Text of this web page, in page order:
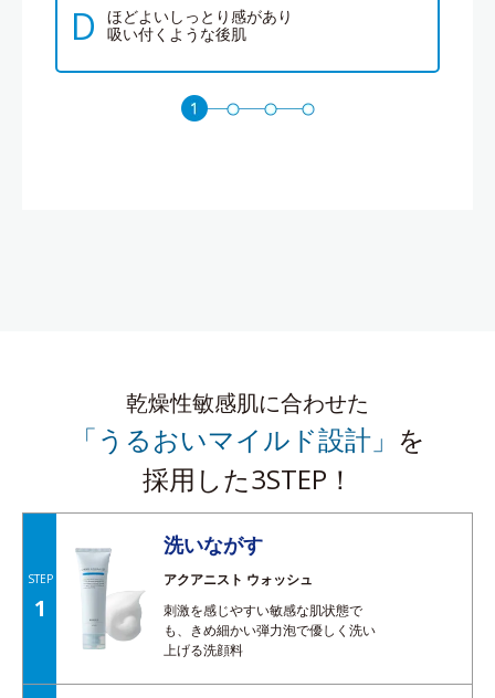
D
ほどよいしっとり感があり
吸い付くような後肌
乾燥性敏感肌に合わせた
「うるおいマイルド設計」 を
採用した3STEP！
STEP
1
洗いながす
アクアニスト ウォッシュ
刺激を感じやすい敏感な肌状態で
も、きめ細かい弾力泡で優しく洗い
上げる洗顔料